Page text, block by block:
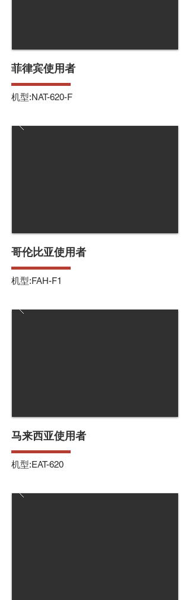
菲律宾使用者
机型:NAT-620-F
哥伦比亚使用者
机型:FAH-F1
马来西亚使用者
机型:EAT-620